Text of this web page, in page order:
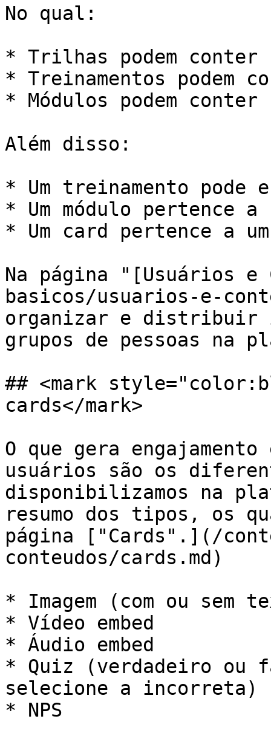
No qual:
* Trilhas podem
* Treinamentos podem
* Módulos podem
Além disso:
* Um treinamento
* Um módulo pertence
* Um card pertence a
Na página "[Usuários e
basicos/usuarios-e-
organizar e distribuir
grupos de pessoas na
## <mark
cards</mark>
O que gera
usuários são os
disponibilizamos na
resumo dos tipos, os
página ["Cards".](/
conteudos/cards.md)
* Imagem (com ou sem
* Vídeo embed
* Áudio embed
* Quiz (verdadeiro ou
selecione a incorreta)
* NPS